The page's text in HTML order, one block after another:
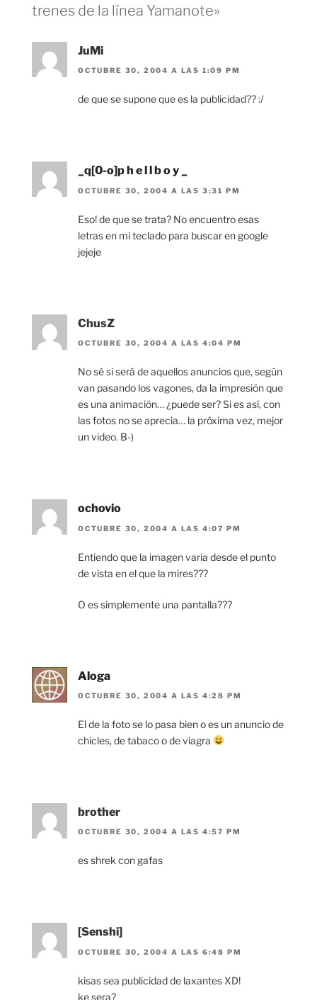
trenes de la línea Yamanote»
JuMi
OCTUBRE 30, 2004 A LAS 1:09 PM
de que se supone que es la publicidad?? :/
_q[0-o]p h e l l b o y _
OCTUBRE 30, 2004 A LAS 3:31 PM
Eso! de que se trata? No encuentro esas
letras en mi teclado para buscar en google
jejeje
ChusZ
OCTUBRE 30, 2004 A LAS 4:04 PM
No sé si será de aquellos anuncios que, según
van pasando los vagones, da la impresión que
es una animación… ¿puede ser? Si es así, con
las fotos no se aprecia… la próxima vez, mejor
un video. B-)
ochovio
OCTUBRE 30, 2004 A LAS 4:07 PM
Entiendo que la imagen varia desde el punto
de vista en el que la mires???
O es simplemente una pantalla???
Aloga
OCTUBRE 30, 2004 A LAS 4:28 PM
El de la foto se lo pasa bien o es un anuncio de
chicles, de tabaco o de viagra
brother
OCTUBRE 30, 2004 A LAS 4:57 PM
es shrek con gafas
[Senshi]
OCTUBRE 30, 2004 A LAS 6:48 PM
kisas sea publicidad de laxantes XD!
ke sera?